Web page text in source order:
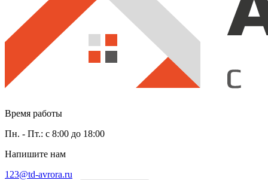
Время работы
Пн. - Пт.: с 8:00 до 18:00
Напишите нам
123@td-avrora.ru